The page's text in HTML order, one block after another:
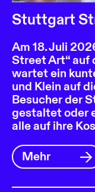
Stuttgart
Am 18. Juli
Street Art“ auf
wartet ein
und Klein auf
Besucher der
gestaltet oder
alle auf ihre
Mehr